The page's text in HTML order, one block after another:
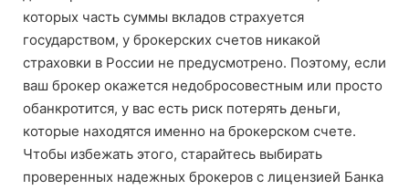
которых часть суммы вкладов страхуется
государством, у брокерских счетов никакой
страховки в России не предусмотрено. Поэтому, если
ваш брокер окажется недобросовестным или просто
обанкротится, у вас есть риск потерять деньги,
которые находятся именно на брокерском счете.
Чтобы избежать этого, старайтесь выбирать
проверенных надежных брокеров с лицензией Банка